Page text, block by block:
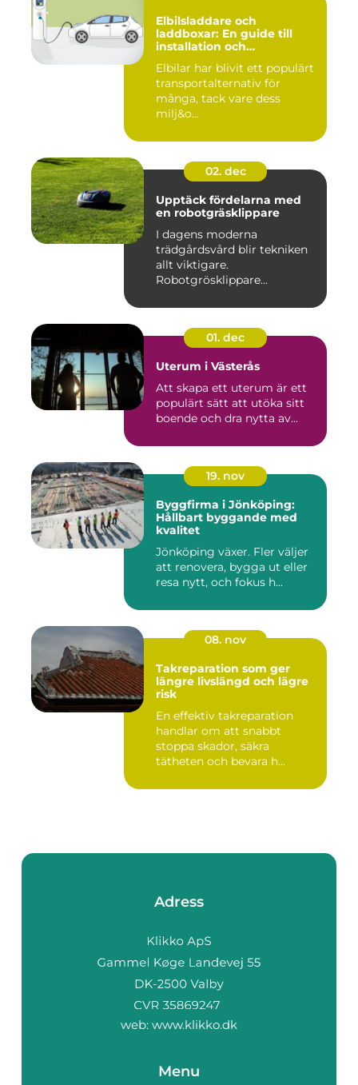
Elbilsladdare och
laddboxar: En guide till
installation och
Elbilar har blivit ett populärt
transportalternativ för
många, tack vare dess
milj&o...
02. dec
Upptäck fördelarna med
en robotgräsklippare
I dagens moderna
trädgårdsvård blir tekniken
allt viktigare.
Robotgrösklippare...
01. dec
Uterum i Västerås
Att skapa ett uterum är ett
populärt sätt att utöka sitt
boende och dra nytta av...
19. nov
Byggfirma i Jönköping:
Hållbart byggande med
kvalitet
Jönköping växer. Fler väljer
att renovera, bygga ut eller
resa nytt, och fokus h...
08. nov
Takreparation som ger
längre livslängd och lägre
risk
En effektiv takreparation
handlar om att snabbt
stoppa skador, säkra
tätheten och bevara h...
Adress
web: www.klikko.dk
Menu